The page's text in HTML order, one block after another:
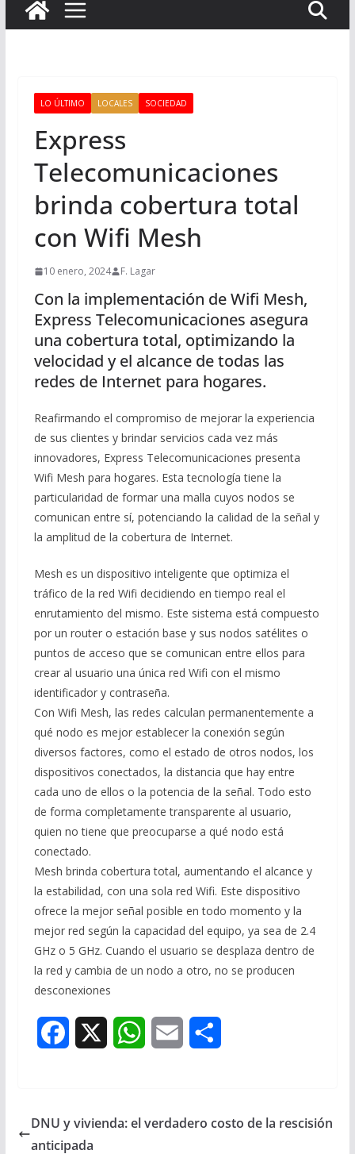
LO ÚLTIMO LOCALES SOCIEDAD
Express
Telecomunicaciones
brinda cobertura total
con Wifi Mesh
10 enero, 2024 F. Lagar
Con la implementación de Wifi Mesh,
Express Telecomunicaciones asegura
una cobertura total, optimizando la
velocidad y el alcance de todas las
redes de Internet para hogares.
Reafirmando el compromiso de mejorar la experiencia
de sus clientes y brindar servicios cada vez más
innovadores, Express Telecomunicaciones presenta
Wifi Mesh para hogares. Esta tecnología tiene la
particularidad de formar una malla cuyos nodos se
comunican entre sí, potenciando la calidad de la señal y
la amplitud de la cobertura de Internet.
Mesh es un dispositivo inteligente que optimiza el
tráfico de la red Wifi decidiendo en tiempo real el
enrutamiento del mismo. Este sistema está compuesto
por un router o estación base y sus nodos satélites o
puntos de acceso que se comunican entre ellos para
crear al usuario una única red Wifi con el mismo
identificador y contraseña.
Con Wifi Mesh, las redes calculan permanentemente a
qué nodo es mejor establecer la conexión según
diversos factores, como el estado de otros nodos, los
dispositivos conectados, la distancia que hay entre
cada uno de ellos o la potencia de la señal. Todo esto
de forma completamente transparente al usuario,
quien no tiene que preocuparse a qué nodo está
conectado.
Mesh brinda cobertura total, aumentando el alcance y
la estabilidad, con una sola red Wifi. Este dispositivo
ofrece la mejor señal posible en todo momento y la
mejor red según la capacidad del equipo, ya sea de 2.4
GHz o 5 GHz. Cuando el usuario se desplaza dentro de
la red y cambia de un nodo a otro, no se producen
desconexiones
e
W
t
i
r
DNU y vivienda: el verdadero costo de la rescisión
anticipada